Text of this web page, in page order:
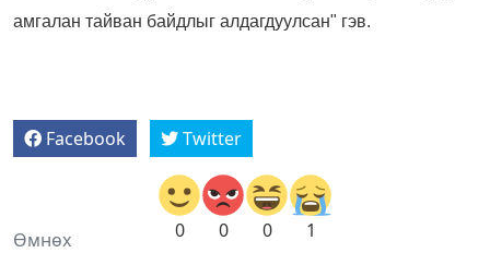
амгалан тайван байдлыг алдагдуулсан" гэв.
Facebook Twitter
0 0 0 1
Өмнөх